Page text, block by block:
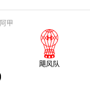
阿甲
飓风队